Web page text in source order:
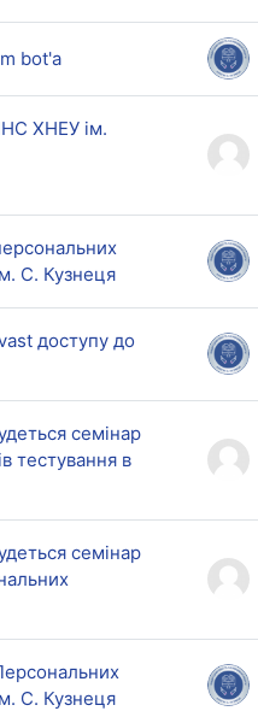
bot'а
ХНЕУ ім.
С. Кузнеця
доступу до
семінар
тестування в
семінар
С. Кузнеця